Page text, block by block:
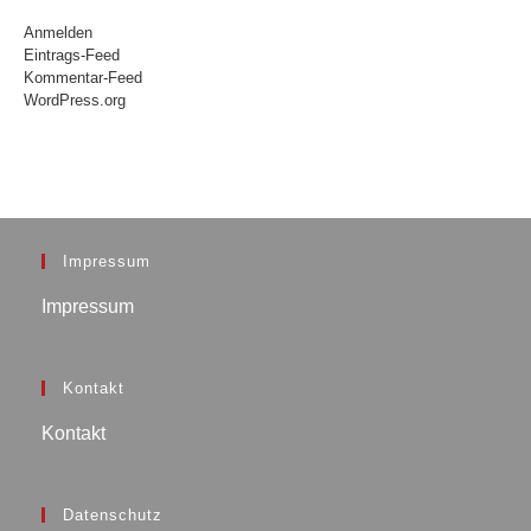
Anmelden
Eintrags-Feed
Kommentar-Feed
WordPress.org
Impressum
Impressum
Kontakt
Kontakt
Datenschutz